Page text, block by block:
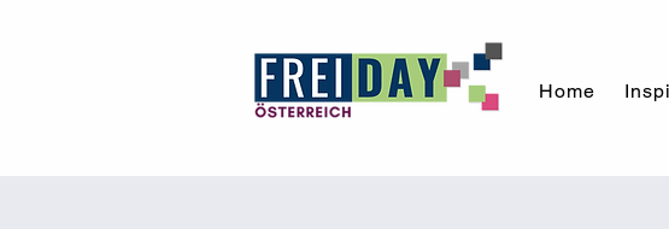
Home